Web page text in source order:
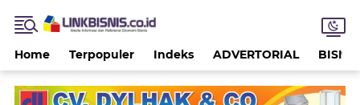
Home Terpopuler Indeks ADVERTORIAL BISNIS